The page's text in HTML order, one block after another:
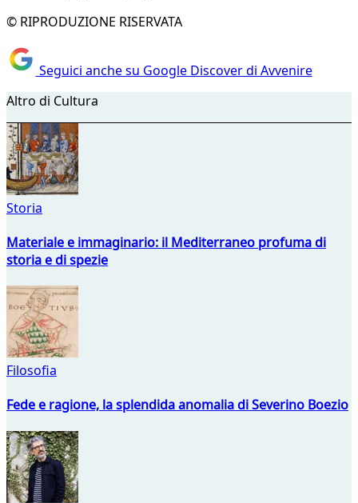
© RIPRODUZIONE RISERVATA
Seguici anche su Google Discover di Avvenire
Altro di Cultura
Storia
Materiale e immaginario: il Mediterraneo profuma di
storia e di spezie
Filosofia
Fede e ragione, la splendida anomalia di Severino Boezio